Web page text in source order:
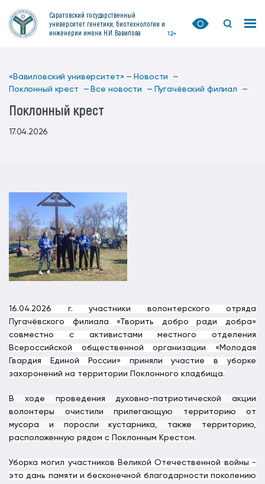
Саратовский государственный
университет генетики, биотехнологии и
инженерии имени Н.И. Вавилова
12+
«Вавиловский университет» — Новости —
Поклонный крест — Все новости — Пугачёвский филиал —
Поклонный крест
17.04.2026
16.04.2026 г. участники волонтерского отряда
Пугачёвского филиала «Творить добро ради добра»
совместно с активистами местного отделения
Всероссийской общественной организации «Молодая
Гвардия Единой России» приняли участие в уборке
захоронений на территории Поклонного кладбища.
В ходе проведения духовно-патриотической акции
волонтеры очистили прилегающую территорию от
мусора и поросли кустарника, также территорию,
расположенную рядом с Поклонным Крестом.
Уборка могил участников Великой Отечественной войны -
это дань памяти и бесконечной благодарности поколению